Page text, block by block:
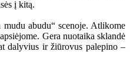
į kitą.
abudu“ scenoje. Atlikome
Gera nuotaika sklandė
dalyvius ir žiūrovus palepino –